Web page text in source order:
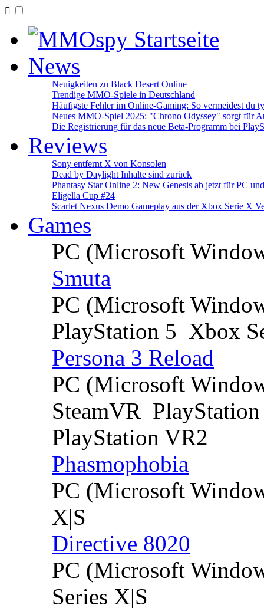
News
Neuigkeiten zu Black Desert Online
Trendige MMO-Spiele in Deutschland
Häufigste Fehler im Online-Gaming: So vermeidest du
Neues MMO-Spiel 2025: "Chrono Odyssey" sorgt für
Die Registrierung für das neue Beta-Programm bei
Reviews
Sony entfernt X von Konsolen
Dead by Daylight Inhalte sind zurück
Phantasy Star Online 2: New Genesis ab jetzt für PC
Eligella Cup #24
Scarlet Nexus Demo Gameplay aus der Xbox Serie X
Games
PC (Microsoft
Smuta
PC (Microsoft
PlayStation 5 Xbox
Persona 3 Reload
PC (Microsoft
SteamVR
PlayStation VR2
Phasmophobia
PC (Microsoft
X|S
Directive 8020
PC (Microsoft
Series X|S